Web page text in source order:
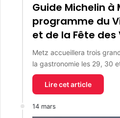
Guide Michelin à
programme du
et de la Fête des
Metz accueillera trois
la gastronomie les 29, 30
Lire cet article
14 mars